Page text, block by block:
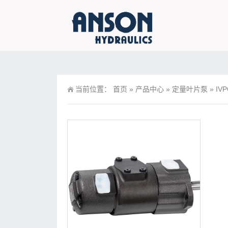
当前位置： 首页 » 产品中心 » 定量叶片泵 »